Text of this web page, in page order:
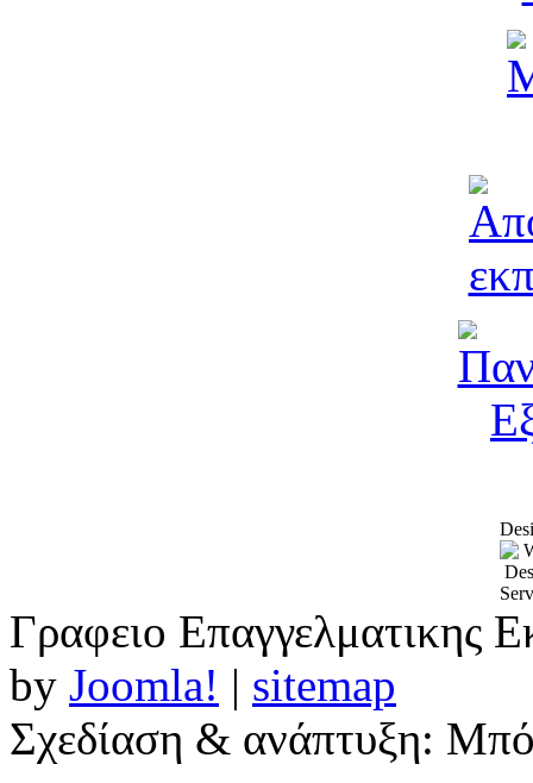
Γραφειο Επαγγελματικης
by Joomla! | sitemap
Σχεδίαση & ανάπτυξη: